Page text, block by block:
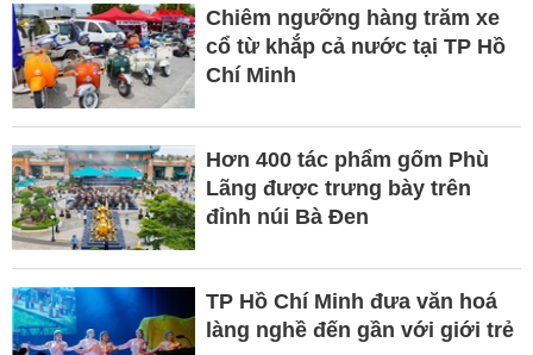
Chiêm ngưỡng hàng trăm xe
cổ từ khắp cả nước tại TP Hồ
Chí Minh
Hơn 400 tác phẩm gốm Phù
Lãng được trưng bày trên
đỉnh núi Bà Đen
TP Hồ Chí Minh đưa văn hoá
làng nghề đến gần với giới trẻ